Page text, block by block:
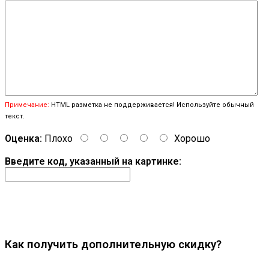
Примечание: HTML разметка не поддерживается! Используйте обычный
текст.
Оценка: Плохо
Хорошо
Введите код, указанный на картинке:
Как получить дополнительную скидку?